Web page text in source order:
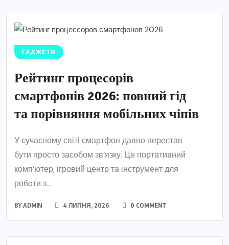
ГАДЖЕТИ
Рейтинг процесорів
смартфонів 2026: повний гід
та порівняння мобільних чіпів
У сучасному світі смартфон давно перестав
бути просто засобом зв’язку. Це портативний
комп’ютер, ігровий центр та інструмент для
роботи з...
BYADMIN 4 ЛИПНЯ, 2026 0 COMMENT